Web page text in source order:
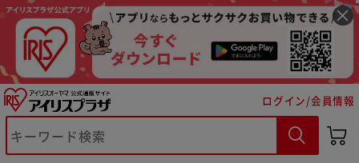
ログイン/会員情報
※ご確認ください